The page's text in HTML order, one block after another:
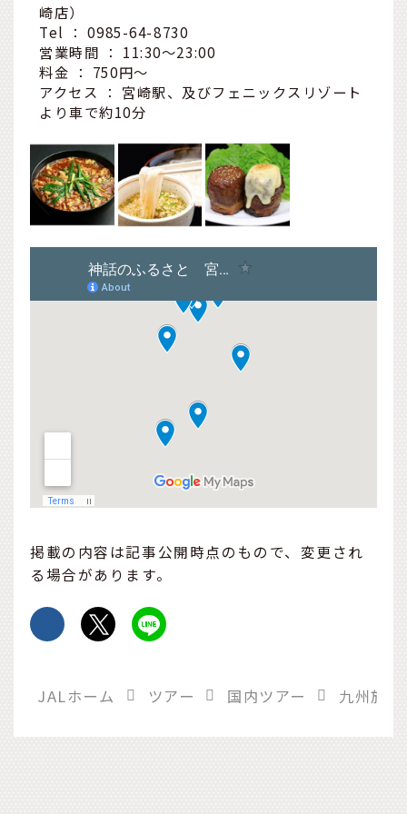
崎店）
Tel ： 0985-64-8730
営業時間 ： 11:30～23:00
料金 ： 750円～
アクセス ： 宮崎駅、及びフェニックスリゾート
より車で約10分
掲載の内容は記事公開時点のもので、変更され
る場合があります。
JALホーム ツアー 国内ツアー 九州旅